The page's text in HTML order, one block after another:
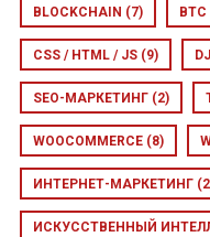
BLOCKCHAIN (7) BTC
CSS / HTML / JS (9)
SEO-МАРКЕТИНГ (2)
WOOCOMMERCE (8)
ИНТЕРНЕТ-МАРКЕТИНГ
ИСКУССТВЕННЫЙ